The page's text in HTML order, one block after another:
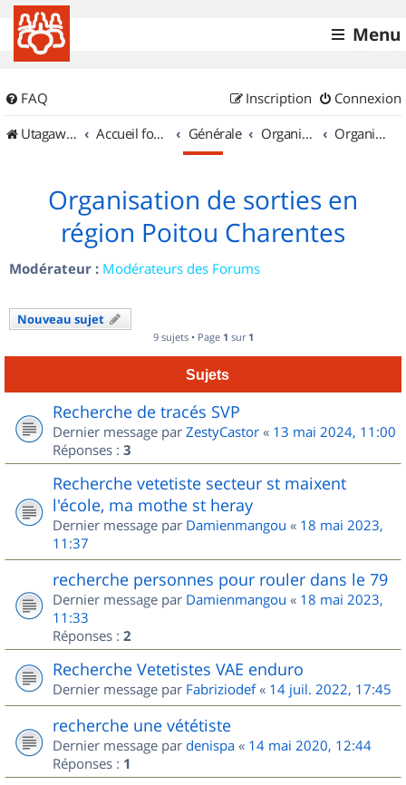
Menu
FAQ Connexion
Inscription
UtagawaVTT (Randos VTT et VTTAE avec traces GPS)
Accueil forum Générale Organisation de sorties & Recherche de partenaires Organisation de sorties en région Poitou Charentes
Organisation de sorties en
région Poitou Charentes
Modérateur : Modérateurs des Forums
Nouveau sujet
9 sujets • Page 1 sur 1
Sujets
Recherche de tracés SVP
Dernier message par ZestyCastor « 13 mai 2024, 11:00
Réponses : 3
Recherche vetetiste secteur st maixent
l'école, ma mothe st heray
Dernier message par Damienmangou « 18 mai 2023,
11:37
recherche personnes pour rouler dans le 79
Dernier message par Damienmangou « 18 mai 2023,
11:33
Réponses : 2
Recherche Vetetistes VAE enduro
Dernier message par Fabriziodef« 14 juil. 2022, 17:45
recherche une vététiste
Dernier message par denispa « 14 mai 2020, 12:44
Réponses : 1